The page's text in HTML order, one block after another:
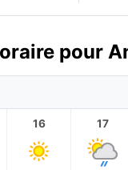
pour
16 17